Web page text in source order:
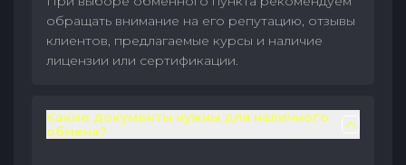
обращать внимание на его репутацию, отзывы
клиентов, предлагаемые курсы и наличие
лицензии или сертификации.
Какие документы нужны для наличного
обмена?